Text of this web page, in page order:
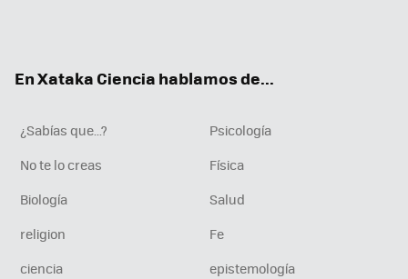
En Xataka Ciencia hablamos de...
¿Sabías que...?
Psicología
No te lo creas
Física
Biología
Salud
religion
Fe
ciencia
epistemología